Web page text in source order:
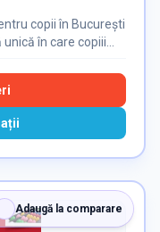
copii în București
în care copiii
sediu și ateliere în
Adaugă la comparare